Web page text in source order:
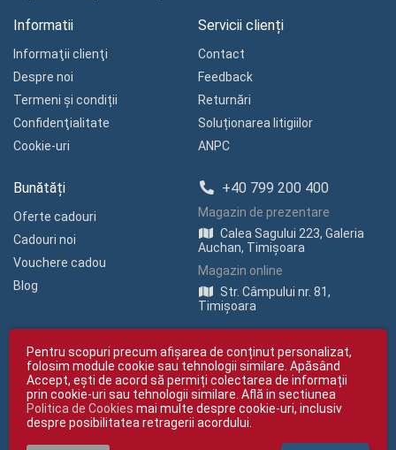
Informatii
Informaţii clienţi
Despre noi
Termeni și condiții
Confidenţialitate
Cookie-uri
Servicii clienți
Contact
Feedback
Returnări
Soluționarea litigiilor
ANPC
Bunătăți
Oferte cadouri
Cadouri noi
Vouchere cadou
Blog
+40 799 200 400
Magazin de prezentare
Calea Sagului 223, Galeria
Auchan, Timișoara
Magazin online
Str. Câmpului nr. 81,
Timișoara
Copyright © giftexpress.ro | Toate drepturile rezervate
giftexpress.ro aparține de Fun Design SRL (CUI RO 15651694, Nr. Reg. Com.
Pentru scopuri precum afișarea de conținut personalizat,
folosim module cookie sau tehnologii similare. Apăsând
Accept, ești de acord să permiți colectarea de informații
prin cookie-uri sau tehnologii similare. Află in sectiunea
Politica de Cookies mai multe despre cookie-uri, inclusiv
despre posibilitatea retragerii acordului.